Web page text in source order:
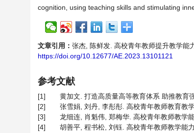
cognition, using teaching skills and stimulating
文章引用： 张杰, 陈鲜发. 高校青年教师提升教学能
https://doi.org/10.12677/AE.2023.13101121
参考文献
[1]
黄加文. 打造高质量高等教育体系 助推教育
[2]
张雪娟, 刘丹, 李彤彤. 高校青年教师教育教
[3]
龙细连, 肖魁伟, 郑梅华. 高校青年教师教学
[4]
胡善平, 程书松, 刘钰. 高校青年教师教学